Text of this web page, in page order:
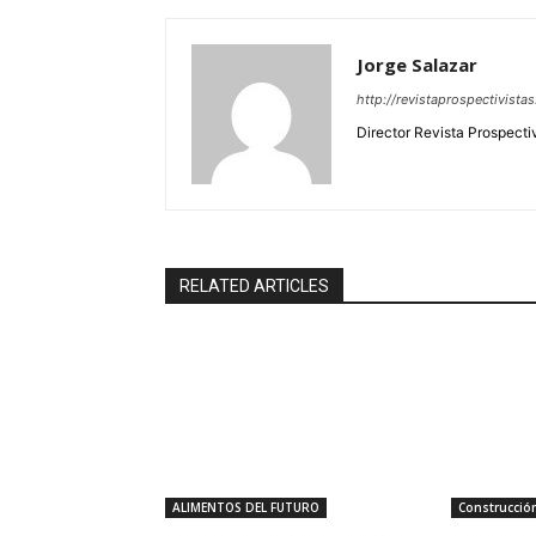
Jorge Salazar
http://
Director Revista
RELATED ARTICLES
ALIMENTOS DEL FUTURO